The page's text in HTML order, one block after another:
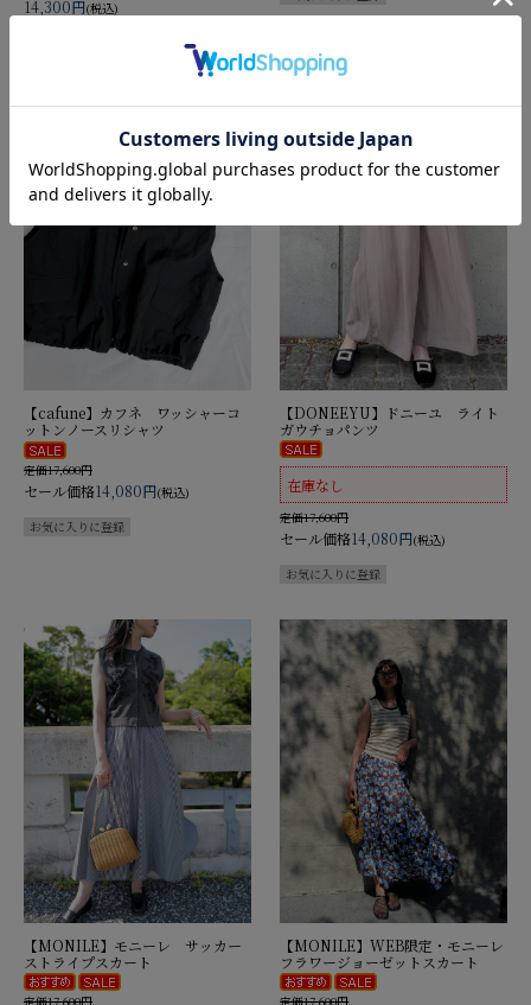
14,300円(税込)
【cafune】カフネ ワッシャーコ
ットンノースリシャツ
定価17,600円
セール価格14,080円(税込)
【DONEEYU】ドニーユ ライト
ガウチョパンツ
在庫なし
定価17,600円
セール価格14,080円(税込)
【MONILE】モニーレ サッカー
ストライプスカート
【MONILE】WEB限定・モニーレ
フラワージョーゼットスカート